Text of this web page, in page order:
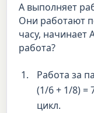
А выполняет
Они работают
часу, начинает
работа?
Работа за
(1/6 + 1/8) =
цикл.